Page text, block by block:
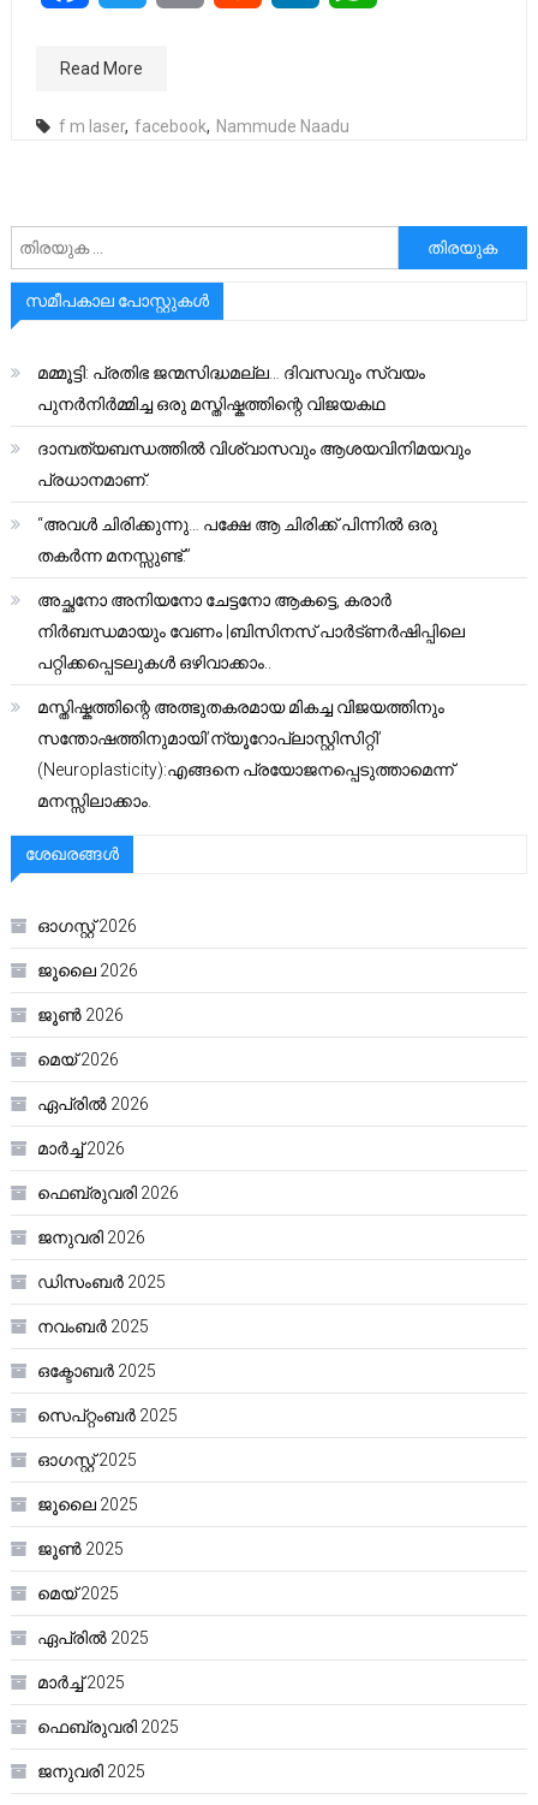
Read More
f m laser, facebook, Nammude Naadu
അനേഷിക്കുക
സമീപകാല പോസ്റ്റുകൾ
മമ്മൂട്ടി: പ്രതിഭ ജന്മസിദ്ധമല്ല… ദിവസവും സ്വയം
പുനർനിർമ്മിച്ച ഒരു മസ്തിഷ്കത്തിന്റെ വിജയകഥ
ദാമ്പത്യബന്ധത്തിൽ വിശ്വാസവും ആശയവിനിമയവും
പ്രധാനമാണ്.
“അവൾ ചിരിക്കുന്നു… പക്ഷേ ആ ചിരിക്ക് പിന്നിൽ ഒരു
തകർന്ന മനസ്സുണ്ട്.”
അച്ഛനോ അനിയനോ ചേട്ടനോ ആകട്ടെ, കരാർ
നിർബന്ധമായും വേണം |ബിസിനസ് പാർട്ണർഷിപ്പിലെ
പറ്റിക്കപ്പെടലുകൾ ഒഴിവാക്കാം..
മസ്തിഷ്കത്തിന്റെ അത്ഭുതകരമായ മികച്ച വിജയത്തിനും
സന്തോഷത്തിനുമായി’ന്യൂറോപ്ലാസ്റ്റിസിറ്റി’
(Neuroplasticity):എങ്ങനെ പ്രയോജനപ്പെടുത്താമെന്ന്
മനസ്സിലാക്കാം.
ശേഖരങ്ങൾ
ഓഗസ്റ്റ്‌ 2026
ജൂലൈ 2026
ജൂൺ 2026
മെയ്‌ 2026
ഏപ്രിൽ 2026
മാർച്ച്‌ 2026
ഫെബ്രുവരി 2026
ജനുവരി 2026
ഡിസംബർ 2025
നവംബർ 2025
ഒക്ടോബർ 2025
സെപ്റ്റംബർ 2025
ഓഗസ്റ്റ്‌ 2025
ജൂലൈ 2025
ജൂൺ 2025
മെയ്‌ 2025
ഏപ്രിൽ 2025
മാർച്ച്‌ 2025
ഫെബ്രുവരി 2025
ജനുവരി 2025